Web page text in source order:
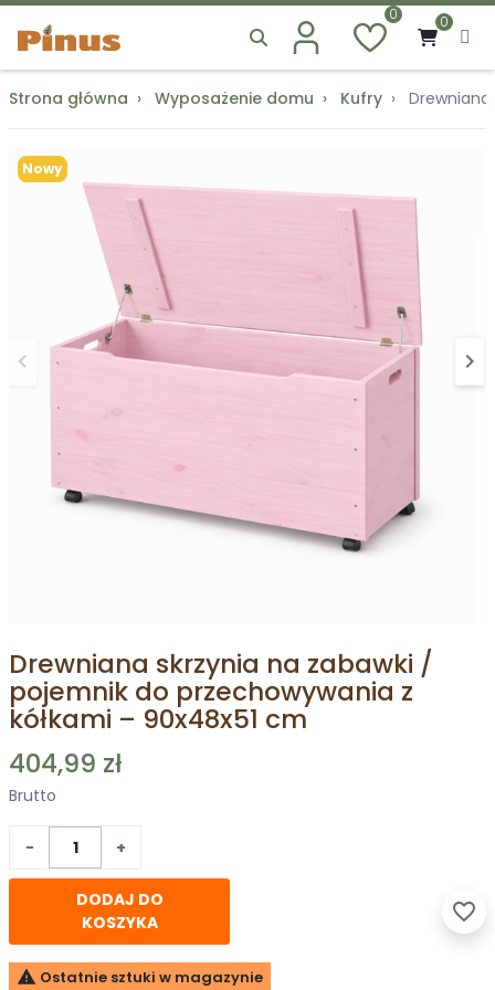
0 0
Strona główna Wyposażenie domu Kufry
Nowy
Poprzedni
keyboard_arrow_left keyboard_arrow_right
Drewniana skrzynia na zabawki /
pojemnik do przechowywania z
kółkami – 90x48x51 cm
404,99 zł
Brutto
− +
DODAJ DO
KOSZYKA
favorite_border
 Ostatnie sztuki w magazynie